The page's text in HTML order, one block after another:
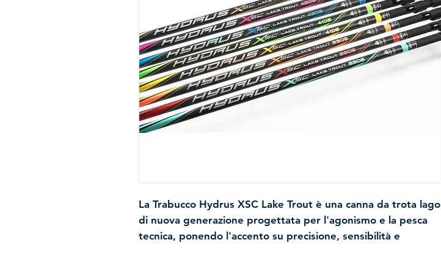
La Trabucco Hydrus XSC Lake Trout è una canna da trota lago
di nuova generazione progettata per l'agonismo e la pesca
tecnica, ponendo l'accento su precisione, sensibilità e